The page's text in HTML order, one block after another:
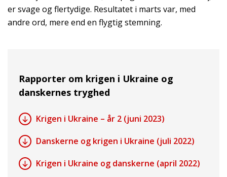
er svage og flertydige. Resultatet i marts var, med
andre ord, mere end en flygtig stemning.
Rapporter om krigen i Ukraine og
danskernes tryghed
Krigen i Ukraine – år 2 (juni 2023)
Danskerne og krigen i Ukraine (juli 2022)
Krigen i Ukraine og danskerne (april 2022)